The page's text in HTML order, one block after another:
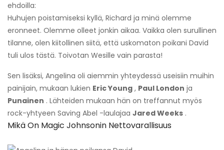
ehdoilla:
Huhujen poistamiseksi kyllä, Richard ja minä olemme
eronneet. Olemme olleet jonkin aikaa. Vaikka olen surullinen
tilanne, olen kiitollinen siitä, että uskomaton poikani David
tuli ulos tästä. Toivotan Wesille vain parasta!
Sen lisäksi, Angelina oli aiemmin yhteydessä useisiin muihin
painijain, mukaan lukien Eric Young , Paul London ja
Punainen . Lähteiden mukaan hän on treffannut myös
rock-yhtyeen Saving Abel -laulajaa Jared Weeks .
Mikä On Magic Johnsonin Nettovarallisuus